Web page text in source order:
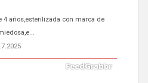
4 años,esterilizada con marca de